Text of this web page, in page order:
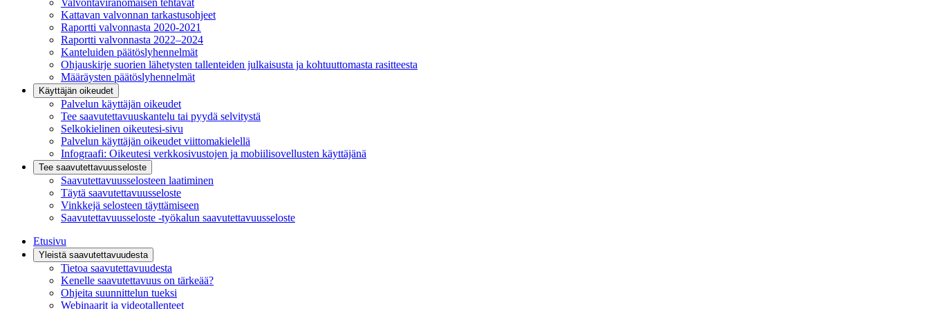
Valvontaviranomaisen tehtävät
Kattavan valvonnan tarkastusohjeet
Raportti valvonnasta 2020-2021
Raportti valvonnasta 2022–2024
Kanteluiden päätöslyhennelmät
Ohjauskirje suorien lähetysten tallenteiden julkaisusta ja kohtuuttomasta rasitteesta
Määräysten päätöslyhennelmät
Käyttäjän oikeudet
Palvelun käyttäjän oikeudet
Tee saavutettavuuskantelu tai pyydä selvitystä
Selkokielinen oikeutesi-sivu
Palvelun käyttäjän oikeudet viittomakielellä
Infograafi: Oikeutesi verkkosivustojen ja mobiilisovellusten käyttäjänä
Tee saavutettavuusseloste
Saavutettavuus­selosteen laatiminen
Täytä saavutettavuusseloste
Vinkkejä selosteen täyttämiseen
Saavutettavuusseloste -työkalun saavutettavuusseloste
Etusivu
Yleistä saavutettavuudesta
Tietoa saavutettavuudesta
Kenelle saavutettavuus on tärkeää?
Ohjeita suunnittelun tueksi
Webinaarit ja videotallenteet